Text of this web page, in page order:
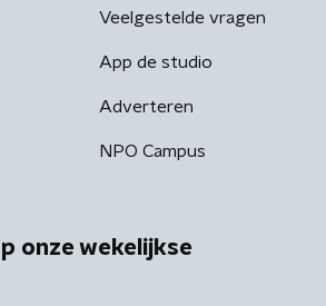
Veelgestelde vragen
App de studio
Adverteren
NPO Campus
onze wekelijkse